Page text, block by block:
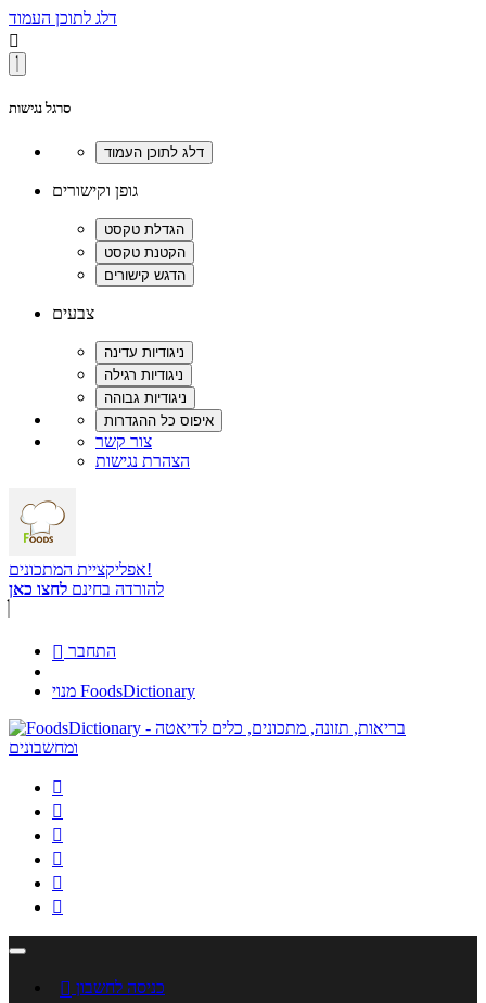
דלג לתוכן העמוד

סרגל נגישות
גופן וקישורים
צבעים
צור קשר
הצהרת נגישות
אפליקציית המתכונים!
להורדה בחינם לחצו כאן
 התחבר
מנוי FoodsDictionary






 כניסה לחשבון